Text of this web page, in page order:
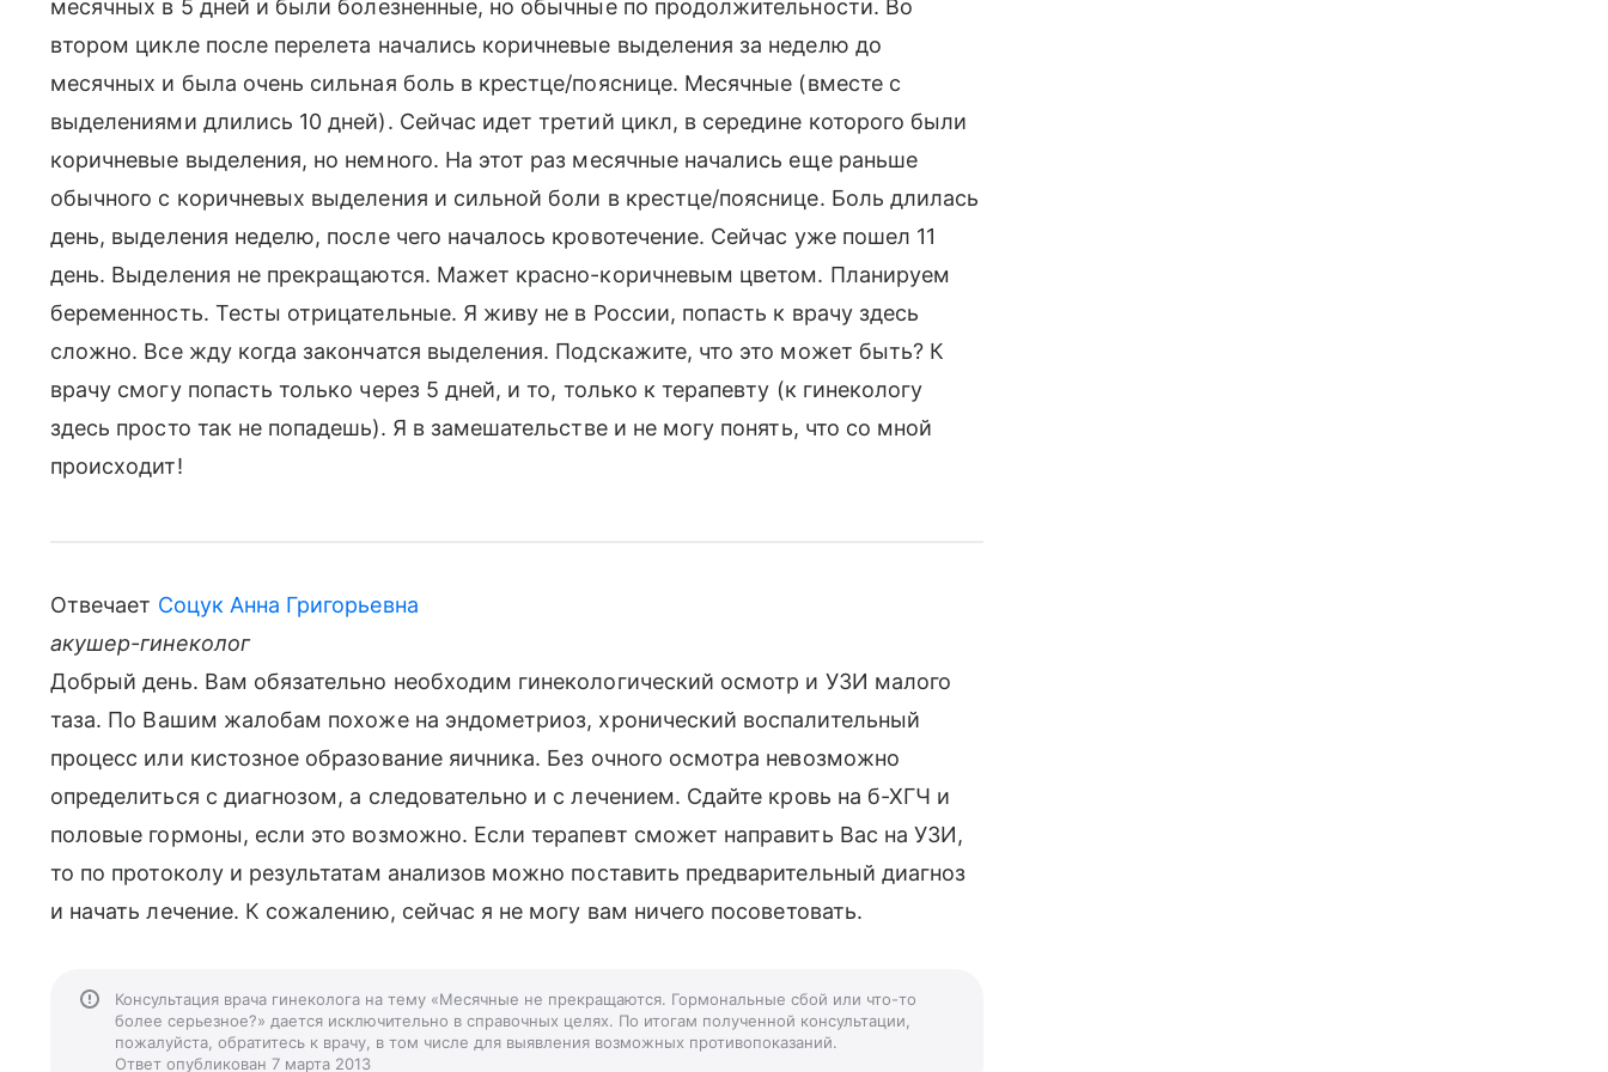
месячных в 5 дней и были болезненные, но обычные по продолжительности. Во
втором цикле после перелета начались коричневые выделения за неделю до
месячных и была очень сильная боль в крестце/пояснице. Месячные (вместе с
выделениями длились 10 дней). Сейчас идет третий цикл, в середине которого были
коричневые выделения, но немного. На этот раз месячные начались еще раньше
обычного с коричневых выделения и сильной боли в крестце/пояснице. Боль длилась
день, выделения неделю, после чего началось кровотечение. Сейчас уже пошел 11
день. Выделения не прекращаются. Мажет красно-коричневым цветом. Планируем
беременность. Тесты отрицательные. Я живу не в России, попасть к врачу здесь
сложно. Все жду когда закончатся выделения. Подскажите, что это может быть? К
врачу смогу попасть только через 5 дней, и то, только к терапевту (к гинекологу
здесь просто так не попадешь). Я в замешательстве и не могу понять, что со мной
происходит!
Отвечает Соцук Анна Григорьевна
акушер-гинеколог
Добрый день. Вам обязательно необходим гинекологический осмотр и УЗИ малого
таза. По Вашим жалобам похоже на эндометриоз, хронический воспалительный
процесс или кистозное образование яичника. Без очного осмотра невозможно
определиться с диагнозом, а следовательно и с лечением. Сдайте кровь на б-ХГЧ и
половые гормоны, если это возможно. Если терапевт сможет направить Вас на УЗИ,
то по протоколу и результатам анализов можно поставить предварительный диагноз
и начать лечение. К сожалению, сейчас я не могу вам ничего посоветовать.
Консультация врача гинеколога на тему «Месячные не прекращаются. Гормональные сбой или что-то
более серьезное?» дается исключительно в справочных целях. По итогам полученной консультации,
пожалуйста, обратитесь к врачу, в том числе для выявления возможных противопоказаний.
Ответ опубликован 7 марта 2013